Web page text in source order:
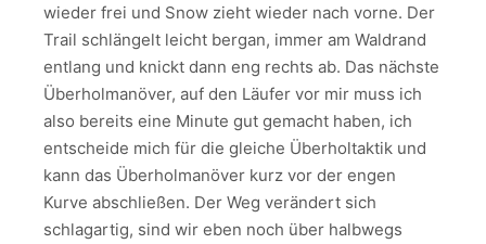
wieder frei und Snow zieht wieder nach vorne. Der
Trail schlängelt leicht bergan, immer am Waldrand
entlang und knickt dann eng rechts ab. Das nächste
Überholmanöver, auf den Läufer vor mir muss ich
also bereits eine Minute gut gemacht haben, ich
entscheide mich für die gleiche Überholtaktik und
kann das Überholmanöver kurz vor der engen
Kurve abschließen. Der Weg verändert sich
schlagartig, sind wir eben noch über halbwegs